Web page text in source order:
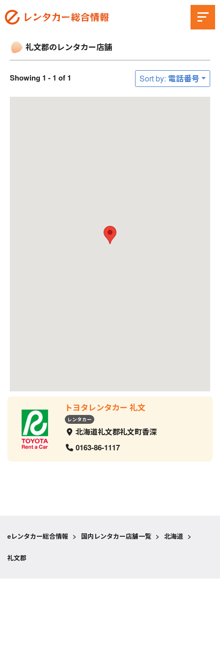
礼文郡のレンタカー店舗
Showing 1 - 1 of 1 Sort by: 電話番号
トヨタレンタカー 礼文
レンタカー
北海道礼文郡礼文町香深
0163-86-1117
eレンタカー総合情報 > 国内レンタカー店舗一覧 > 北海道 >
礼文郡